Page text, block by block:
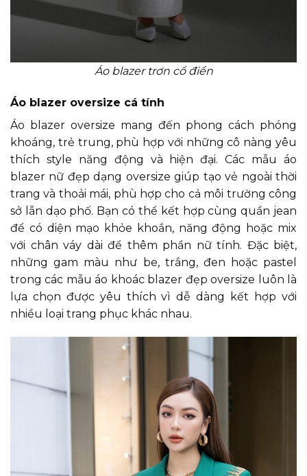
Áo blazer trơn cổ điển
Áo blazer oversize cá tính
Áo blazer oversize mang đến phong cách phóng
khoáng, trẻ trung, phù hợp với những cô nàng yêu
thích style năng động và hiện đại. Các mẫu áo
blazer nữ đẹp dạng oversize giúp tạo vẻ ngoài thời
trang và thoải mái, phù hợp cho cả môi trường công
sở lẫn dạo phố. Bạn có thể kết hợp cùng quần jean
để có diện mạo khỏe khoắn, năng động hoặc mix
với chân váy dài để thêm phần nữ tính. Đặc biệt,
những gam màu như be, trắng, đen hoặc pastel
trong các mẫu áo khoác blazer đẹp oversize luôn là
lựa chọn được yêu thích vì dễ dàng kết hợp với
nhiều loại trang phục khác nhau.